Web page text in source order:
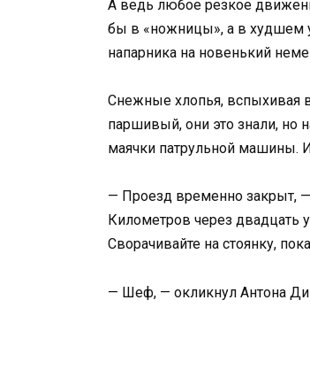
А ведь любое резкое
бы в «ножницы», а в худшем
напарника на новенький
Снежные хлопья, вспыхивая
паршивый, они это знали, но
маячки патрульной машины.
— Проезд временно закрыт,
Километров через двадцать
Сворачивайте на стоянку,
— Шеф, — окликнул Антона